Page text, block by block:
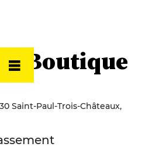
Boutique
Saint-Paul-Trois-Châteaux,